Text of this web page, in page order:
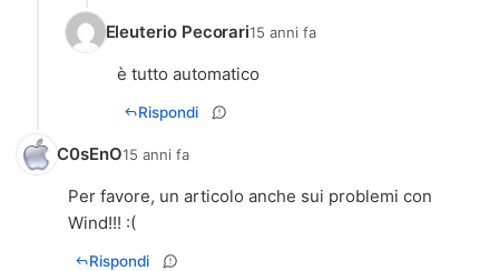
Eleuterio Pecorari15 anni fa
è tutto automatico
Rispondi
C0sEnO15 anni fa
Per favore, un articolo anche sui problemi con
Wind!!! :(
Rispondi